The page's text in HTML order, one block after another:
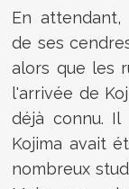
En attendant,
de ses
alors que les
l'arrivée de
déjà connu.
Kojima avait
nombreux